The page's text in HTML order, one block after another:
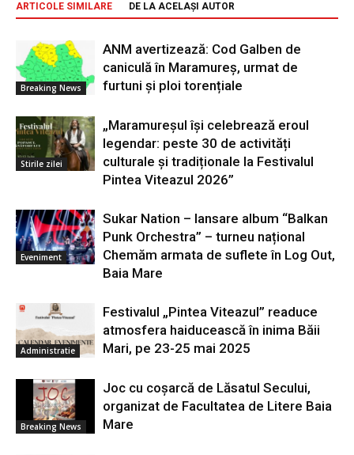
ARTICOLE SIMILARE DE LA ACELAȘI AUTOR
Breaking News
ANM avertizează: Cod Galben de
caniculă în Maramureș, urmat de
furtuni și ploi torențiale
Stirile zilei
„Maramureșul își celebrează eroul
legendar: peste 30 de activități
culturale și tradiționale la Festivalul
Pintea Viteazul 2026”
Eveniment
Sukar Nation – lansare album “Balkan
Punk Orchestra” – turneu național
Chemăm armata de suflete în Log Out,
Baia Mare
Administratie
Festivalul „Pintea Viteazul” readuce
atmosfera haiducească în inima Băii
Mari, pe 23-25 mai 2025
Breaking News
Joc cu coșarcă de Lăsatul Secului,
organizat de Facultatea de Litere Baia
Mare